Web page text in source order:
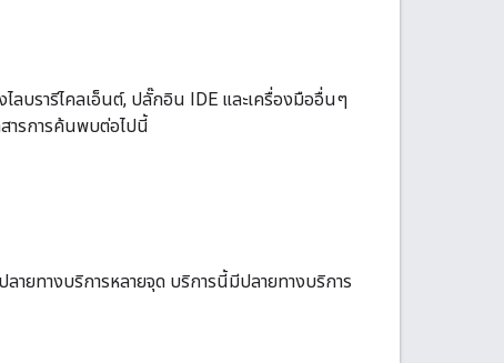
ไลบรารีไคลเอ็นต์, ปลั๊กอิน IDE และเครื่องมืออื่นๆ
สารการค้นพบต่อไปนี้
ายทางบริการหลายจุด บริการนี้มีปลายทางบริการ